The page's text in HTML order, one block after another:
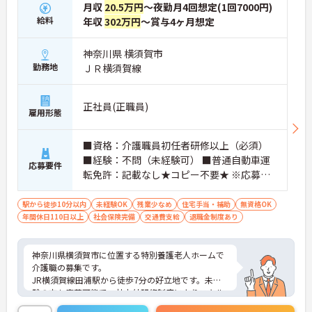
い職場です♪
■ 安定収入を目指せる待遇面
安心して勤務を続けやすい環境です
・住宅手当支給
・退職金制度あり
→ 将来を見据えながら安定した働き方を目指せます
■ 学びを深めて成長できる環境
スキルアップを目指しやすい環境です
・社内研修制度あり
・社外研修制度あり
・多職種との連携体制
→ 専門性を高めながら成長を目指せます♪
給料
月収 20.5万円～夜勤月4回想定(1回7000円)
年収302万円～賞与4ヶ月想定
勤務地
神奈川県 横須賀市
ＪＲ横須賀線
雇用形態 正社員(正職員)
応募要件
■資格：介護職員初任者研修以上（必須）
■経験：不問（未経験可） ■普通自動車運
転免許：記載なし★コピー不要★ ※応募資
格：介護職員初任者研修以上 必須 ※歓迎：
施設経験者優遇、実務者研修、介護福祉士
駅から徒歩10分以内 未経験OK 残業少なめ 住宅手当・補助
無資格OK
年間休日110日以上
社会保険完備 交通費支給 退職金制度あり
神奈川県横須賀市に位置する特別養護老人ホームで
介護職の募集です。
JR横須賀線田浦駅から徒歩7分の好立地です。未経
験の方も応募可能で、社内外研修制度によりスキル
アップを目指せます。賞与は過去実績4ヶ月分、住宅